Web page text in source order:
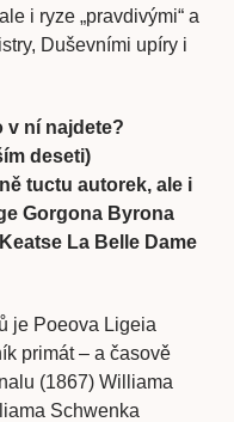
i ryze „pravdivými“ a
Duševními upíry i
v ní najdete?
deseti)
tuctu autorek, ale i
Gorgona Byrona
La Belle Dame
je Poeova Ligeia
primát – a časově
(1867) Williama
Schwenka